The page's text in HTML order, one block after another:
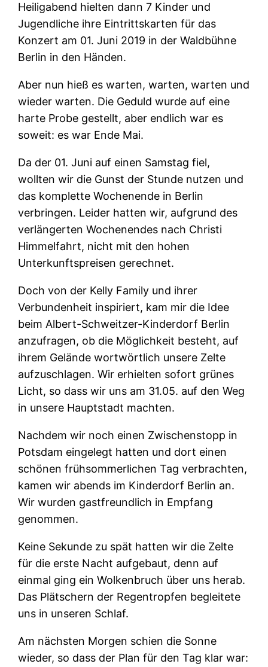
Heiligabend hielten dann 7 Kinder und
Jugendliche ihre Eintrittskarten für das
Konzert am 01. Juni 2019 in der Waldbühne
Berlin in den Händen.
Aber nun hieß es warten, warten, warten und
wieder warten. Die Geduld wurde auf eine
harte Probe gestellt, aber endlich war es
soweit: es war Ende Mai.
Da der 01. Juni auf einen Samstag fiel,
wollten wir die Gunst der Stunde nutzen und
das komplette Wochenende in Berlin
verbringen. Leider hatten wir, aufgrund des
verlängerten Wochenendes nach Christi
Himmelfahrt, nicht mit den hohen
Unterkunftspreisen gerechnet.
Doch von der Kelly Family und ihrer
Verbundenheit inspiriert, kam mir die Idee
beim Albert-Schweitzer-Kinderdorf Berlin
anzufragen, ob die Möglichkeit besteht, auf
ihrem Gelände wortwörtlich unsere Zelte
aufzuschlagen. Wir erhielten sofort grünes
Licht, so dass wir uns am 31.05. auf den Weg
in unsere Hauptstadt machten.
Nachdem wir noch einen Zwischenstopp in
Potsdam eingelegt hatten und dort einen
schönen frühsommerlichen Tag verbrachten,
kamen wir abends im Kinderdorf Berlin an.
Wir wurden gastfreundlich in Empfang
genommen.
Keine Sekunde zu spät hatten wir die Zelte
für die erste Nacht aufgebaut, denn auf
einmal ging ein Wolkenbruch über uns herab.
Das Plätschern der Regentropfen begleitete
uns in unseren Schlaf.
Am nächsten Morgen schien die Sonne
wieder, so dass der Plan für den Tag klar war: